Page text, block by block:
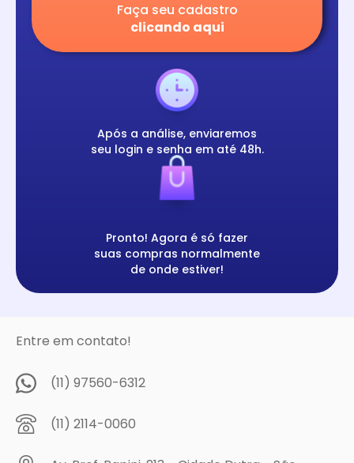
Faça seu cadastro
clicando aqui
Após a análise, enviaremos
seu login e senha em até 48h.
Pronto! Agora é só fazer
suas compras normalmente
de onde estiver!
Entre em contato!
(11) 97560-6312
(11) 2114-0060